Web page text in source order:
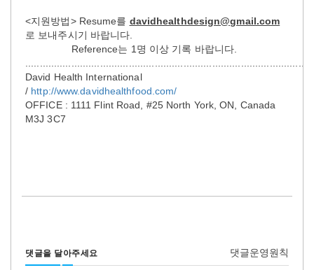
<지원방법> Resume를 davidhealthdesign@gmail.com
로 보내주시기 바랍니다.
Reference는 1명 이상 기록 바랍니다.
David Health International
/ http://www.davidhealthfood.com/
OFFICE : 1111 Flint Road, #25 North York, ON, Canada
M3J 3C7
댓글을 달아주세요 댓글운영원칙